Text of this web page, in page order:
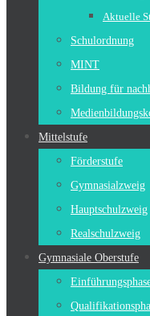
Aktuelle
Schulordnung
MINT
Bildung für
Mittelstufe
Förderstufe
Gymnasialzweig
Hauptschulzweig
Realschulzweig
Gymnasiale Oberstufe